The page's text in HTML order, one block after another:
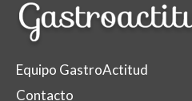
Equipo GastroActitud
Contacto